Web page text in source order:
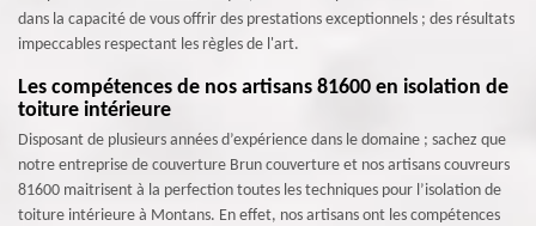
dans la capacité de vous offrir des prestations exceptionnels ; des résultats
impeccables respectant les règles de l'art.
Les compétences de nos artisans 81600 en isolation de
toiture intérieure
Disposant de plusieurs années d’expérience dans le domaine ; sachez que
notre entreprise de couverture Brun couverture et nos artisans couvreurs
81600 maitrisent à la perfection toutes les techniques pour l’isolation de
toiture intérieure à Montans. En effet, nos artisans ont les compétences